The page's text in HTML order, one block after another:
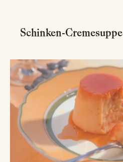
Schinken-Cremesuppe